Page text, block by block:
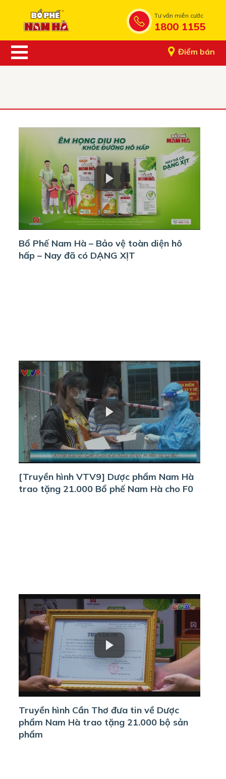
Tư vấn miễn cước
1800 1155
Điểm bán
Bổ Phế Nam Hà – Bảo vệ toàn diện hô
hấp – Nay đã có DẠNG XỊT
[Truyền hình VTV9] Dược phẩm Nam Hà
trao tặng 21.000 Bổ phế Nam Hà cho F0
Truyền hình Cần Thơ đưa tin về Dược
phẩm Nam Hà trao tặng 21.000 bộ sản
phẩm